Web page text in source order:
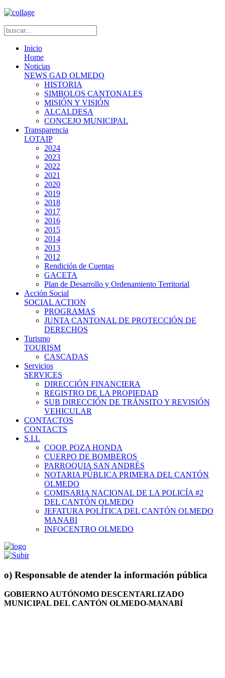
Inicio
Home
Noticias
NEWS GAD OLMEDO
HISTORIA
SIMBOLOS CANTONALES
MISIÓN Y VISIÓN
ALCALDESA
CONCEJO MUNICIPAL
Transparencia
LOTAIP
2024
2023
2022
2021
2020
2019
2018
2017
2016
2015
2014
2013
2012
Rendición de Cuentas
GACETA
Plan de Desarrollo y Ordenamiento Territorial
Acción Social
SOCIAL ACTION
PROGRAMAS
JUNTA CANTONAL DE PROTECCIÓN DE
DERECHOS
Turismo
TOURISM
CASCADAS
Servicios
SERVICES
DIRECCIÓN FINANCIERA
REGISTRO DE LA PROPIEDAD
SUB DIRECCIÓN DE TRÁNSITO Y REVISIÓN
VEHICULAR
CONTACTOS
CONTACTS
S.I.L
COOP. POZA HONDA
CUERPO DE BOMBEROS
PARROQUIA SAN ANDRÉS
NOTARIA PÚBLICA PRIMERA DEL CANTÓN
OLMEDO
COMISARIA NACIONAL DE LA POLICÍA #2
DEL CANTÓN OLMEDO
JEFATURA POLÍTICA DEL CANTÓN OLMEDO
MANABI
INFOCENTRO OLMEDO
o) Responsable de atender la información pública
GOBIERNO AUTÓNOMO DESCENTARLIZADO
MUNICIPAL DEL CANTÓN OLMEDO-MANABÍ